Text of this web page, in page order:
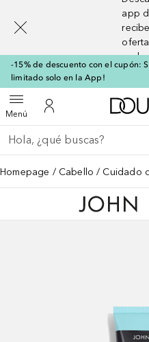
app
-15% de descuento con el cupón:
limitado solo en la App!
MenúAbrir menúMi cuenta
Regresar
Ejecutar búsqueda
Homepage Cabello Cuidado
[navigation.slideout.screenreader]